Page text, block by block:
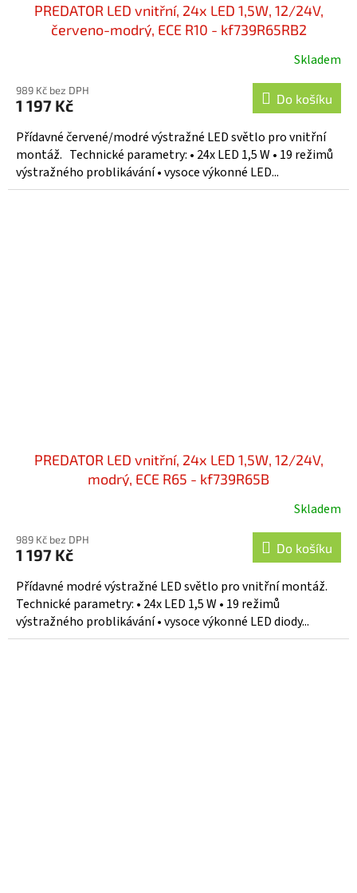
PREDATOR LED vnitřní, 24x LED 1,5W, 12/24V,
červeno-modrý, ECE R10 - kf739R65RB2
Skladem
989 Kč bez DPH
1 197 Kč Do košíku
Přídavné červené/modré výstražné LED světlo pro vnitřní
montáž. Technické parametry: • 24x LED 1,5 W • 19 režimů
výstražného problikávání • vysoce výkonné LED...
PREDATOR LED vnitřní, 24x LED 1,5W, 12/24V,
modrý, ECE R65 - kf739R65B
Skladem
989 Kč bez DPH
1 197 Kč Do košíku
Přídavné modré výstražné LED světlo pro vnitřní montáž.
Technické parametry: • 24x LED 1,5 W • 19 režimů
výstražného problikávání • vysoce výkonné LED diody...